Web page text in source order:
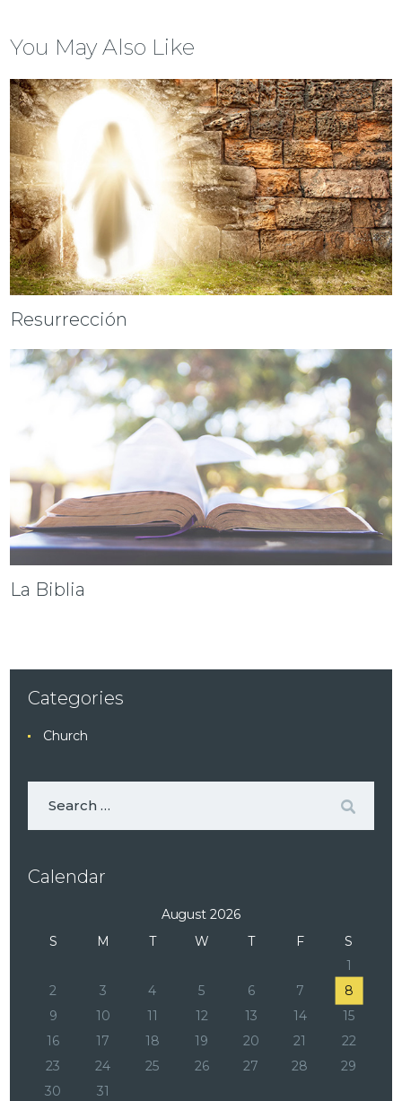
You May Also Like
Resurrección
La Biblia
Categories
Church
Calendar
August 2026
S
M T W T F
S
1
2
3 4 5 6 7
8
9
10 11 12 13 14
15
16
17 18 19 20 21
22
23
24 25 26 27 28
29
30
31